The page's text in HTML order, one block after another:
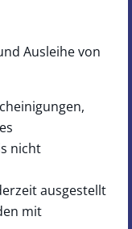
Ausleihe von
nicht
ausgestellt
mit